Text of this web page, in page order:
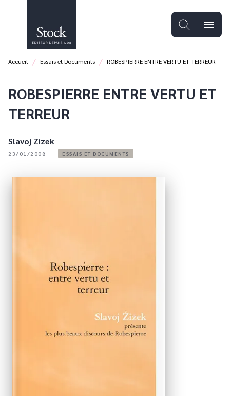
PIED DE PAGE
menu
Accueil / Essais et Documents / ROBESPIERRE ENTRE VERTU ET TERREUR
ROBESPIERRE ENTRE VERTU ET
TERREUR
Slavoj Zizek
23/01/2008 ESSAIS ET DOCUMENTS